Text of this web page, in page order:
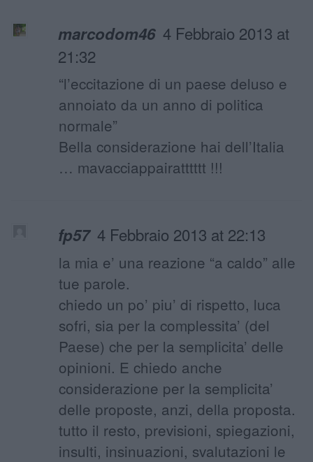
marcodom46 4 Febbraio 2013 at
21:32
“l’eccitazione di un paese deluso e
annoiato da un anno di politica
normale”
Bella considerazione hai dell’Italia
… mavacciappairatttttt !!!
fp57 4 Febbraio 2013 at 22:13
la mia e’ una reazione “a caldo” alle
tue parole.
chiedo un po’ piu’ di rispetto, luca
sofri, sia per la complessita’ (del
Paese) che per la semplicita’ delle
opinioni. E chiedo anche
considerazione per la semplicita’
delle proposte, anzi, della proposta.
tutto il resto, previsioni, spiegazioni,
insulti, insinuazioni, svalutazioni le